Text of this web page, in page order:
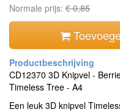
Normale prijs: € 0,85
CD12370 3D Knipvel -
Timeless Tree - A4
Een leuk 3D knipvel